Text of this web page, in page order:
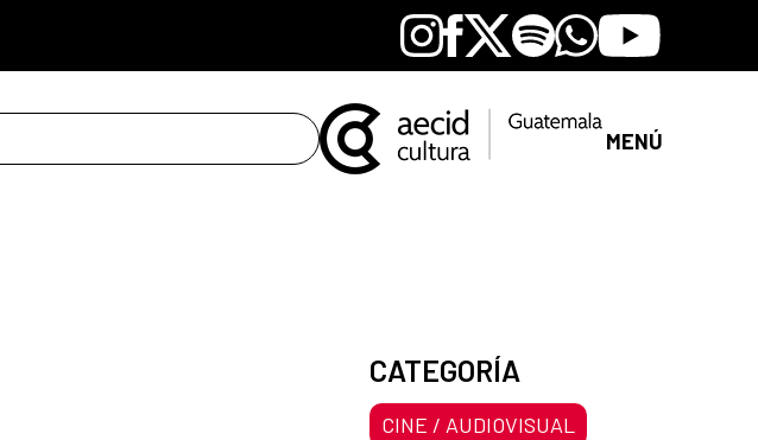
Instagram
Facebook
X SpotifyWhatsapp
Youtube
MENÚ
CATEGORÍA
CINE / AUDIOVISUAL